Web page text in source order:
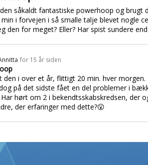
såkaldt fantastiske powerhoop og
i forvejen i så smalle talje blevet nogle
den for meget? Eller? Har spist sundere
for 15 år siden
den i over et år, flittigt 20 min. hver
på det sidste fået en del problemer i
hørt om 2 i bekendtsskabskredsen, der
der erfaringer med dette?😮